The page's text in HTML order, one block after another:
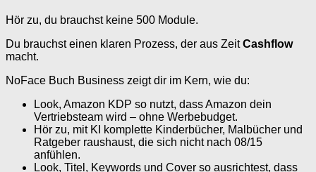
Hör zu, du brauchst keine 500 Module.
Du brauchst einen klaren Prozess, der aus ZeitCashflow
macht.
NoFace Buch Business zeigt dir im Kern, wie du:
Look, Amazon KDP so nutzt, dass Amazon dein
Vertriebsteam wird – ohne Werbebudget.
Hör zu, mit KI komplette Kinderbücher, Malbücher und
Ratgeber raushaust, die sich nicht nach 08/15
anfühlen.
Look, Titel, Keywords und Cover so ausrichtest, dass